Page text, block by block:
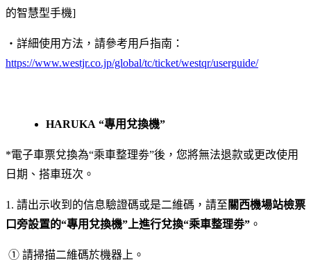
的智慧型手機]
・詳細使用方法，請參考用戶指南：
https://www.westjr.co.jp/global/tc/ticket/westqr/userguide/
HARUKA “專用兌換機”
*電子車票兌換為“乘車整理劵”後，您將無法退款或更改使用
日期、搭車班次。
1. 請出示收到的信息驗證碼或是二維碼，請至 關西機場站檢票
口旁設置的“專用兌換機”上進行兌換“乘車整理劵” 。
① 請掃描二維碼於機器上。